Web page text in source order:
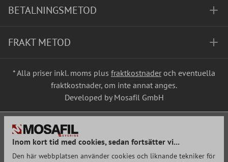
BETALNINGSMETOD
FRAKT METOD
* Alla priser inkl. moms plus fraktkostnader och eventuella
fraktkostnader, om inte annat anges.
Developed by Mosafil GmbH
Inom kort tid med cookies, sedan fortsätter vi...
Den här webbplatsen använder cookies och liknande tekniker för